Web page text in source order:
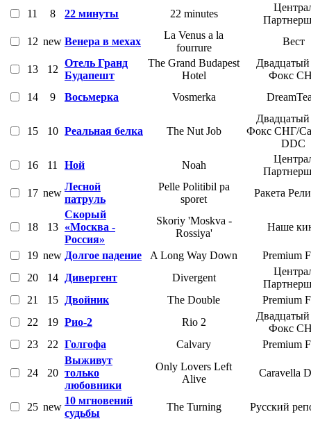
11 8 22 минуты 22 minutes
12 new Венера в мехах
La Venus a la
fourrure
Вест
13 12
Отель Гранд
Будапешт
The Grand Budapest
Hotel
Фокс
14
9 Восьмерка Vosmerka
15 10 Реальная белка The Nut Job
Фокс СНГ/
DDC
16
11 Ной Noah
17 new
Лесной
патруль
Pelle Politibil pa
sporet
Ракета
18 13
Скорый
«Москва -
Россия»
Skoriy 'Moskva -
Rossiya'
Наше
19 new Долгое падение A Long Way Down
Premium
20
14 Дивергент Divergent
21
15 Двойник The Double
Premium
22
19 Рио-2 Rio 2
Фокс
23
22 Голгофа Calvary Premium
24 20
Выживут
только
любовники
Only Lovers Left
Alive
Caravella
25 new
10 мгновений
судьбы
The Turning Русский